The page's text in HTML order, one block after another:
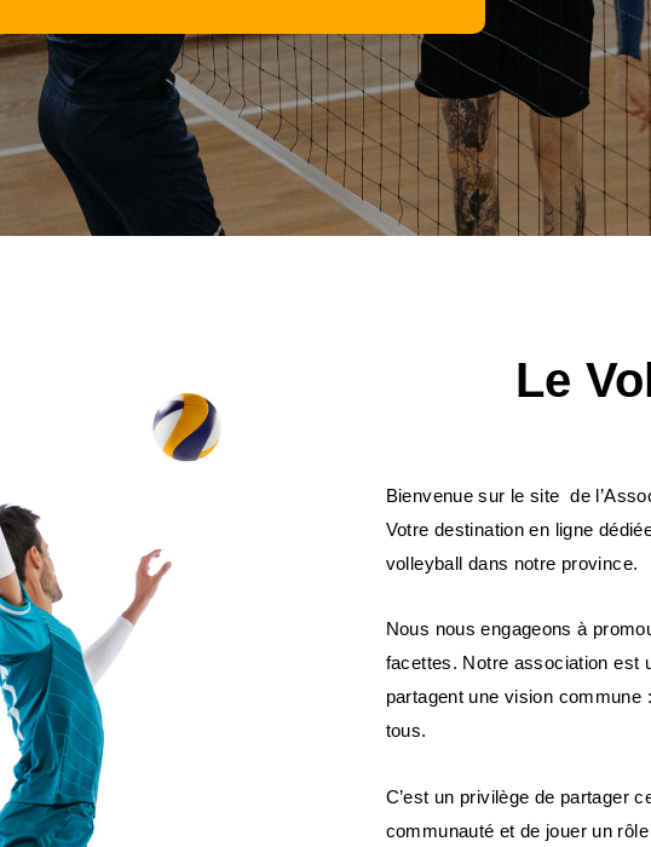
Le
Bienvenue sur le site de
Votre destination en ligne
volleyball dans notre province.
Nous nous engageons à
facettes. Notre association est
partagent une vision
tous.
C’est un privilège de partager
communauté et de jouer un